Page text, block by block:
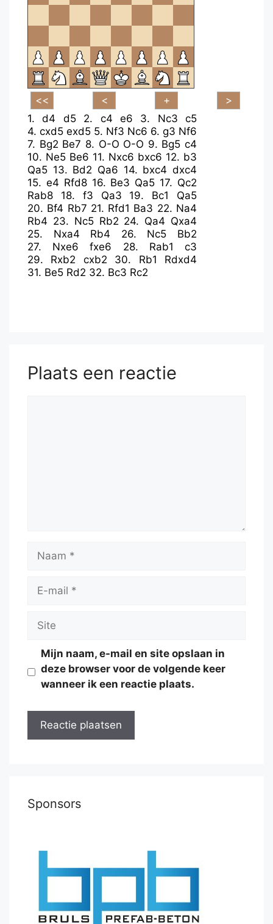
1.d4 d5 2. c4 e6 3. Nc3
c5
4. cxd5 exd5 5. Nf3 Nc6 6. g3 Nf6
7. Bg2 Be7 8. O-O O-O 9. Bg5 c4
10. Ne5 Be6 11. Nxc6 bxc6 12. b3
Qa5 13. Bd2 Qa6 14. bxc4 dxc4
15. e4 Rfd8 16. Be3 Qa5 17. Qc2
Rab8
18. f3 Qa3 19. Bc1
Qa5
20. Bf4 Rb7 21. Rfd1 Ba3 22. Na4
Rb4 23. Nc5 Rb2 24. Qa4 Qxa4
25. Nxa4 Rb4 26. Nc5
Bb2
27. Nxe6 fxe6 28. Rab1
c3
29. Rxb2 cxb2 30. Rb1
Rdxd4
31. Be5 Rd2 32. Bc3 Rc2
Plaats een reactie
Naam
Site
Mijn naam, e-mail en site opslaan in
deze browser voor de volgende keer
wanneer ik een reactie plaats.
Sponsors